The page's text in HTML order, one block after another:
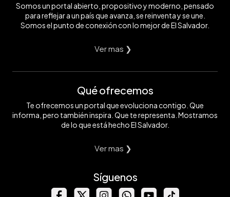
Somos un portal abierto, propositivo y moderno, pensado
para reflejar a un país que avanza, se reinventa y se une.
Somos el punto de conexión con lo mejor de El Salvador.
Ver mas ❯
Qué ofrecemos
Te ofrecemos un portal que evoluciona contigo. Que
informa, pero también inspira. Que te representa. Mostramos
de lo que está hecho El Salvador.
Ver mas ❯
Síguenos